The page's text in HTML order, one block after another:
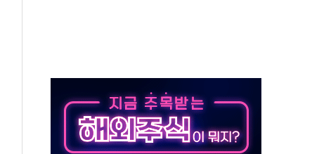
조원 투입키로...'에너지 자립' 일환
늘었다...공급부족 전 시장 규제 탓 커
업 Audission Oy와 운영 파트너십 체결
서리풀2구역 갈등, 협의 테이블에